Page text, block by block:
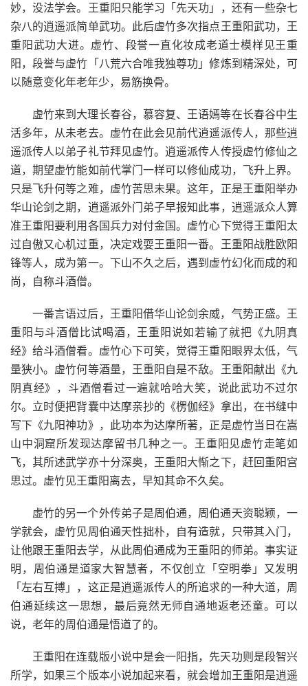
妙，没法学会。王重阳只能学习「先天功」，还有一些杂七
杂八的逍遥派简单武功。此后虚竹多次指点王重阳武功，王
重阳武功大进。虚竹、段誉一直化妆成老道士模样见王重
阳，段誉与虚竹「八荒六合唯我独尊功」修炼到精深处，可
以随意变化年老年少，易筋换骨。
虚竹来到大理长春谷，慕容复、王语嫣等在长春谷中生
活多年，从未老去。虚竹在此会见前代逍遥派传人，那些逍
遥派传人以弟子礼节拜见虚竹。逍遥派传人传授虚竹修仙之
道，期望虚竹能如前代掌门一样可以修仙成功，飞升上界。
只是飞升何等之难，虚竹苦思未果。这年，正是王重阳举办
华山论剑之期，逍遥派外门弟子早报知此事，逍遥派众人算
准王重阳要利用各国兵力对付金国。虚竹心下觉得王重阳太
过自傲又心机过重，决定戏耍王重阳一番。王重阳战胜欧阳
锋等人，成为第一。下山不久之后，遇到虚竹幻化而成的和
尚，自称斗酒僧。
一番言语过后，王重阳借华山论剑余威，气势正盛。王
重阳与斗酒僧比试喝酒，王重阳说如若输了就把《九阴真
经》给斗酒僧看。虚竹心下可笑，觉得王重阳眼界太低，气
量狭小。虚竹何等酒量，王重阳自是不敌。王重阳献出《九
阴真经》，斗酒僧看过一遍就哈哈大笑，说此武功不过尔
尔。立时便把背囊中达摩亲抄的《楞伽经》拿出，在书缝中
写下《九阳神功》，此功本为达摩所著，正是虚竹当日在嵩
山中洞窟所发现达摩留书几种之一。王重阳见虚竹走笔如
飞，其所述武学亦十分深奥，王重阳大惭之下，赶回重阳宫
思过。虚竹见王重阳离去，早知其命不久矣。
虚竹的另一个外传弟子是周伯通，周伯通天资聪颖，一
学就会，虚竹见周伯通天性拙朴，自有造就，只带其入门，
让他跟王重阳去学，从此周伯通成为王重阳的师弟。事实证
明，周伯通是道家大智慧者，不仅创立「空明拳」又发明
「左右互搏」，这正是逍遥派传人的所追求的一种大道，周
伯通延续这一思想，最后竟然无师自通地返老还童。可以
说，老年的周伯通是悟道了的。
王重阳在连载版小说中是会一阳指，先天功则是段智兴
所学，如果三个版本小说加起来看，就会增加王重阳是逍遥